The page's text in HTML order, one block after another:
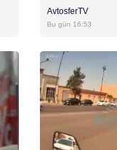
AvtosferTV
Bu gün 16:53